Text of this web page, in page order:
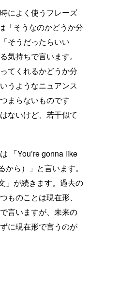
によく使うフレーズ
「そうなのかどうか分
そうだったらいい
気持ちで言います。
てくれるかどうか分
うようなニュアンス
まらないものです
ないけど、若干似て
「You’re gonna like
から）」と言います。
」が続きます。過去の
ものことは現在形、
言いますが、未来の
に現在形で言うのが